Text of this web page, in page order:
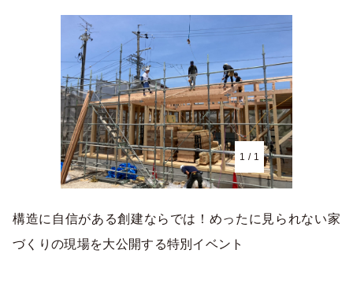
1 / 1
構造に自信がある創建ならでは！めったに見られない家
づくりの現場を大公開する特別イベント